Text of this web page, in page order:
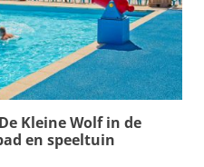
Kleine Wolf in de
en speeltuin